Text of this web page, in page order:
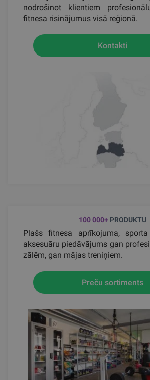
nodrošinot klientiem
fitnesa risinājumus visā reģionā.
Kontakti
100 000+ PRODUKTU
Plašs fitnesa aprīkojuma,
aksesuāru piedāvājums gan
zālēm, gan mājas treniņiem.
Preču sortiments